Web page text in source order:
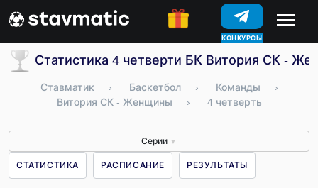
КОНКУРСЫ
Статистика 4 четверти БК Витория СК -
Ставматик › Баскетбол › Команды
›
Витория СК - Женщины
› 4 четверть
Серии ▼
СТАТИСТИКА РАСПИСАНИЕ РЕЗУЛЬТАТЫ